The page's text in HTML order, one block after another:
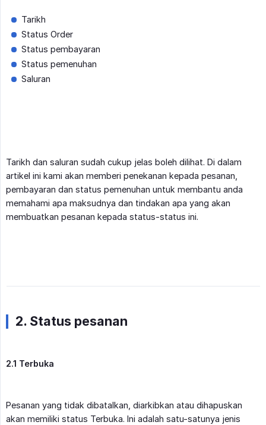
Tarikh
Status Order
Status pembayaran
Status pemenuhan
Saluran
Tarikh dan saluran sudah cukup jelas boleh dilihat. Di dalam
artikel ini kami akan memberi penekanan kepada pesanan,
pembayaran dan status pemenuhan untuk membantu anda
memahami apa maksudnya dan tindakan apa yang akan
membuatkan pesanan kepada status-status ini.
2. Status pesanan
2.1 Terbuka
Pesanan yang tidak dibatalkan, diarkibkan atau dihapuskan
akan memiliki status Terbuka. Ini adalah satu-satunya jenis